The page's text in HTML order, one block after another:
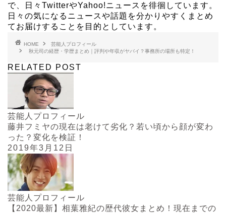
で、日々TwitterやYahoo!ニュースを徘徊しています。
日々の気になるニュースや話題を分かりやすくまとめ
てお届けすることを目的としています。
HOME
芸能人プロフィール
秋元司の経歴・学歴まとめ｜評判や年収がヤバイ？事務所の場所も特定！
RELATED POST
芸能人プロフィール
藤井フミヤの現在は老けて劣化？若い頃から顔が変わ
った？変化を検証！
2019年3月12日
芸能人プロフィール
【2020最新】相葉雅紀の歴代彼女まとめ！現在までの